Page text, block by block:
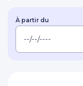
À partir du